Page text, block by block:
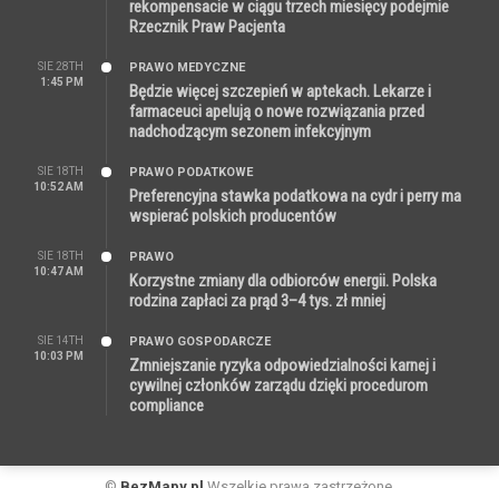
rekompensacie w ciągu trzech miesięcy podejmie
Rzecznik Praw Pacjenta
SIE 28TH
1:45 PM
PRAWO MEDYCZNE
Będzie więcej szczepień w aptekach. Lekarze i
farmaceuci apelują o nowe rozwiązania przed
nadchodzącym sezonem infekcyjnym
SIE 18TH
10:52 AM
PRAWO PODATKOWE
Preferencyjna stawka podatkowa na cydr i perry ma
wspierać polskich producentów
SIE 18TH
10:47 AM
PRAWO
Korzystne zmiany dla odbiorców energii. Polska
rodzina zapłaci za prąd 3–4 tys. zł mniej
SIE 14TH
10:03 PM
PRAWO GOSPODARCZE
Zmniejszanie ryzyka odpowiedzialności karnej i
cywilnej członków zarządu dzięki procedurom
compliance